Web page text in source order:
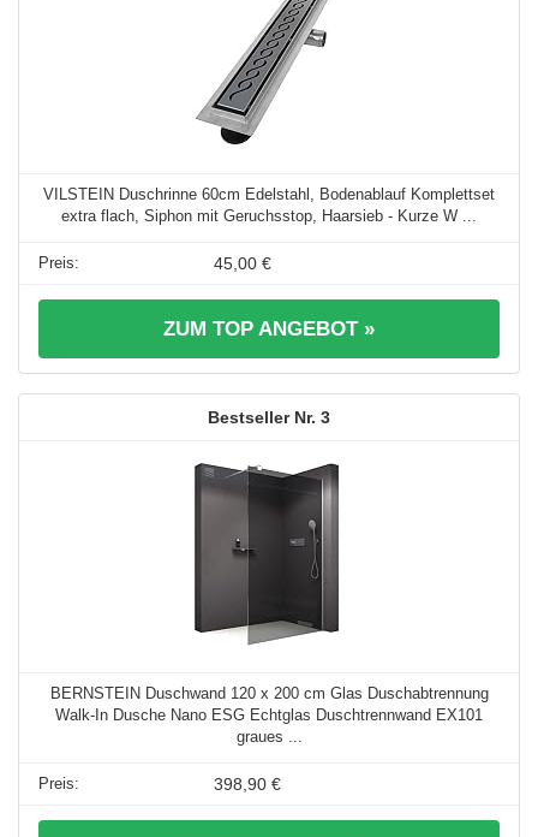
VILSTEIN Duschrinne 60cm Edelstahl, Bodenablauf Komplettset
extra flach, Siphon mit Geruchsstop, Haarsieb - Kurze W ...
45,00 €
ZUM TOP ANGEBOT »
3
BERNSTEIN Duschwand 120 x 200 cm Glas Duschabtrennung
Walk-In Dusche Nano ESG Echtglas Duschtrennwand EX101
graues ...
398,90 €